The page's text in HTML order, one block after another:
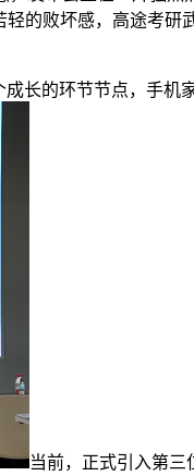
的败坏感，高途考研
长的环节节点，手机
当前，正式引入第